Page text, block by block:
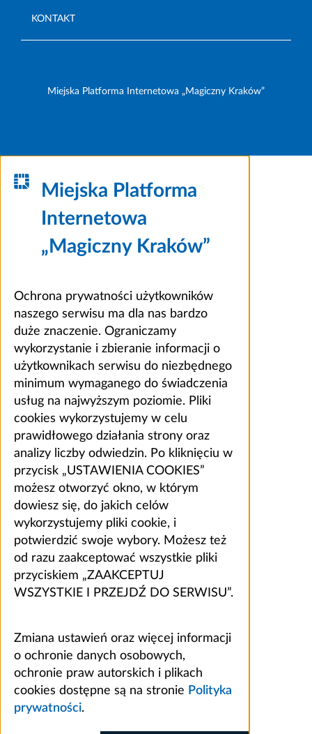
KONTAKT
Miejska Platforma Internetowa „Magiczny Kraków”
Miejska Platforma
Internetowa
„Magiczny Kraków”
Ochrona prywatności użytkowników
naszego serwisu ma dla nas bardzo
duże znaczenie. Ograniczamy
wykorzystanie i zbieranie informacji o
użytkownikach serwisu do niezbędnego
minimum wymaganego do świadczenia
usług na najwyższym poziomie. Pliki
cookies wykorzystujemy w celu
prawidłowego działania strony oraz
analizy liczby odwiedzin. Po kliknięciu w
przycisk „USTAWIENIA COOKIES”
możesz otworzyć okno, w którym
dowiesz się, do jakich celów
wykorzystujemy pliki cookie, i
potwierdzić swoje wybory. Możesz też
od razu zaakceptować wszystkie pliki
przyciskiem „ZAAKCEPTUJ
WSZYSTKIE I PRZEJDŹ DO SERWISU”.
Zmiana ustawień oraz więcej informacji
o ochronie danych osobowych,
ochronie praw autorskich i plikach
cookies dostępne są na stronie Polityka
prywatności.